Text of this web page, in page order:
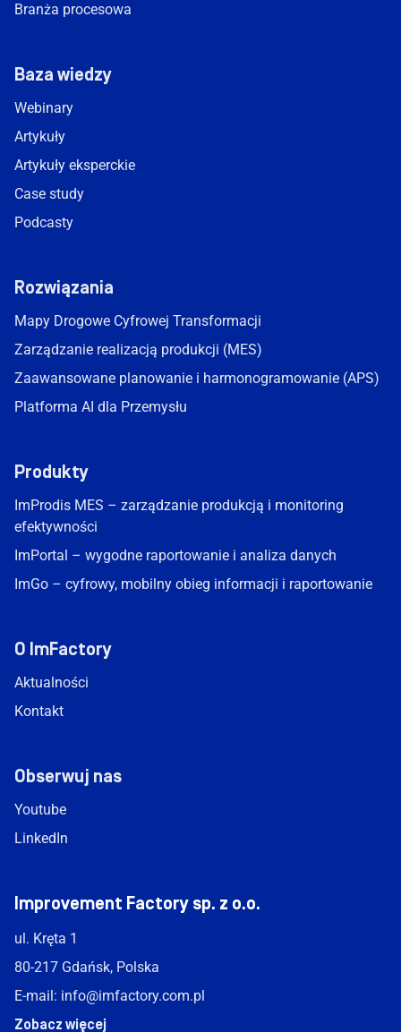
Branża procesowa
Baza wiedzy
Webinary
Artykuły
Artykuły eksperckie
Case study
Podcasty
Rozwiązania
Mapy Drogowe Cyfrowej Transformacji
Zarządzanie realizacją produkcji (MES)
Zaawansowane planowanie i harmonogramowanie (APS)
Platforma AI dla Przemysłu
Produkty
ImProdis MES – zarządzanie produkcją i monitoring
efektywności
ImPortal – wygodne raportowanie i analiza danych
ImGo – cyfrowy, mobilny obieg informacji i raportowanie
O ImFactory
Aktualności
Kontakt
Obserwuj nas
Youtube
LinkedIn
Improvement Factory sp. z o.o.
ul. Kręta 1
80-217 Gdańsk, Polska
E-mail: info@imfactory.com.pl
Zobacz więcej